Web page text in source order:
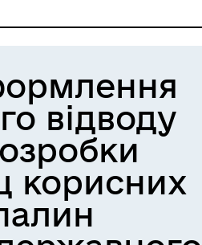
відводу
корисних